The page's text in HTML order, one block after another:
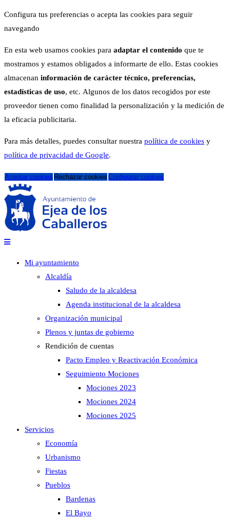
Configura tus preferencias o acepta las cookies para seguir
navegando
En esta web usamos cookies para adaptar el contenido que te
mostramos y estamos obligados a informarte de ello. Estas cookies
almacenan información de carácter técnico, preferencias,
estadísticas de uso, etc. Algunos de los datos recogidos por este
proveedor tienen como finalidad la personalización y la medición de
la eficacia publicitaria.
Para más detalles, puedes consultar nuestra política de cookies y
política de privacidad de Google.
Aceptar cookies Rechazar cookies Configurar cookies
Mi ayuntamiento
Alcaldía
Saludo de la alcaldesa
Agenda institucional de la alcaldesa
Organización municipal
Plenos y juntas de gobierno
Rendición de cuentas
Pacto Empleo y Reactivación Económica
Seguimiento Mociones
Mociones 2023
Mociones 2024
Mociones 2025
Servicios
Economía
Urbanismo
Fiestas
Pueblos
Bardenas
El Bayo